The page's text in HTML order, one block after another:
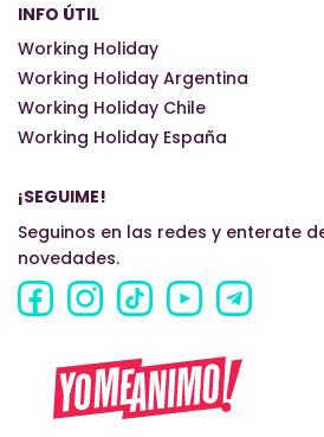
INFO ÚTIL
Working Holiday
Working Holiday Argentina
Working Holiday Chile
Working Holiday España
¡SEGUIME!
Seguinos en las redes y enterate
novedades.